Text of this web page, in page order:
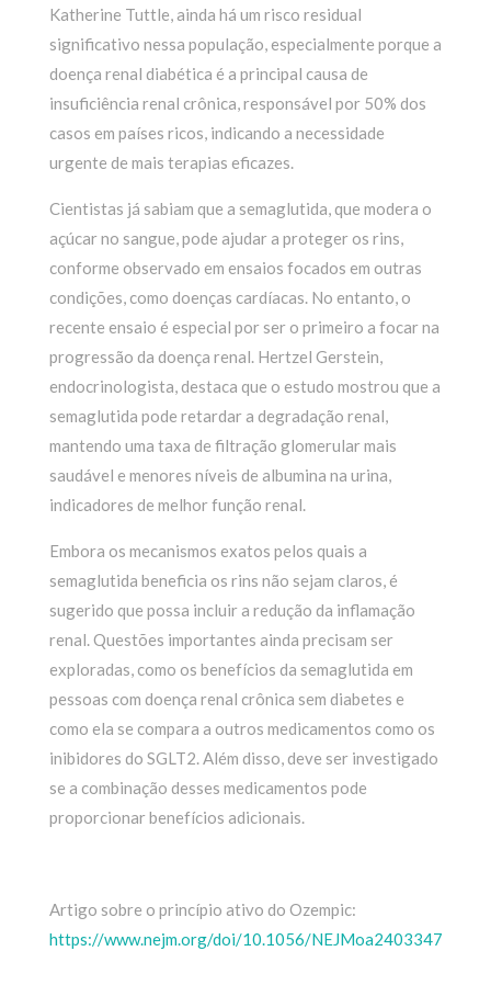
Katherine Tuttle, ainda há um risco residual
significativo nessa população, especialmente porque a
doença renal diabética é a principal causa de
insuficiência renal crônica, responsável por 50% dos
casos em países ricos, indicando a necessidade
urgente de mais terapias eficazes.
Cientistas já sabiam que a semaglutida, que modera o
açúcar no sangue, pode ajudar a proteger os rins,
conforme observado em ensaios focados em outras
condições, como doenças cardíacas. No entanto, o
recente ensaio é especial por ser o primeiro a focar na
progressão da doença renal. Hertzel Gerstein,
endocrinologista, destaca que o estudo mostrou que a
semaglutida pode retardar a degradação renal,
mantendo uma taxa de filtração glomerular mais
saudável e menores níveis de albumina na urina,
indicadores de melhor função renal.
Embora os mecanismos exatos pelos quais a
semaglutida beneficia os rins não sejam claros, é
sugerido que possa incluir a redução da inflamação
renal. Questões importantes ainda precisam ser
exploradas, como os benefícios da semaglutida em
pessoas com doença renal crônica sem diabetes e
como ela se compara a outros medicamentos como os
inibidores do SGLT2. Além disso, deve ser investigado
se a combinação desses medicamentos pode
proporcionar benefícios adicionais.
Artigo sobre o princípio ativo do Ozempic:
https://www.nejm.org/doi/10.1056/NEJMoa2403347